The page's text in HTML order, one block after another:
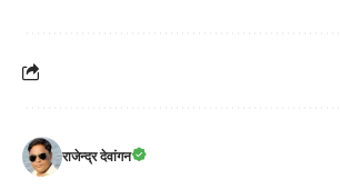
राजेन्द्र देवांगन